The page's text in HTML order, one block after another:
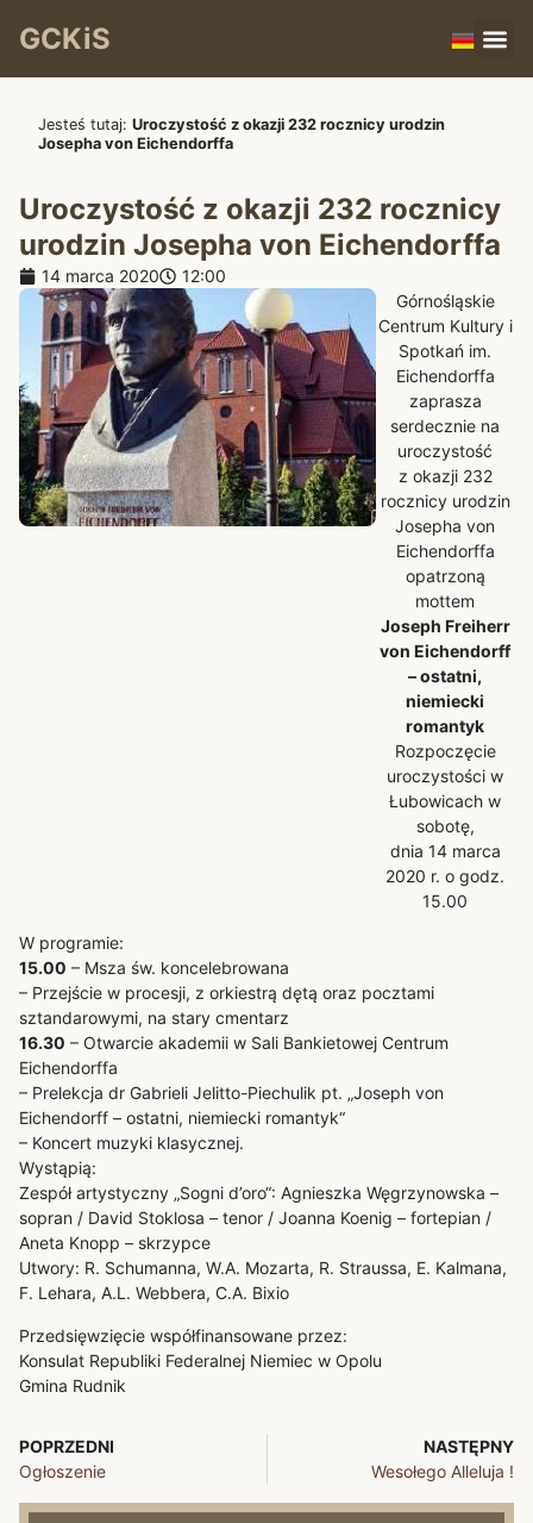
GCKiS
Jesteś tutaj: Uroczystość z okazji 232 rocznicy urodzin
Josepha von Eichendorffa
Uroczystość z okazji 232 rocznicy
urodzin Josepha von Eichendorffa
14 marca 2020
12:00
Górnośląskie
Centrum Kultury i
Spotkań im.
Eichendorffa
zaprasza
serdecznie na
uroczystość
z okazji 232
rocznicy urodzin
Josepha von
Eichendorffa
opatrzoną
mottem
Joseph Freiherr
von Eichendorff
– ostatni,
niemiecki
romantyk
Rozpoczęcie
uroczystości w
Łubowicach w
sobotę,
dnia 14 marca
2020 r. o godz.
15.00
W programie:
15.00 – Msza św. koncelebrowana
– Przejście w procesji, z orkiestrą dętą oraz pocztami
sztandarowymi, na stary cmentarz
16.30 – Otwarcie akademii w Sali Bankietowej Centrum
Eichendorffa
– Prelekcja dr Gabrieli Jelitto-Piechulik pt. „Joseph von
Eichendorff – ostatni, niemiecki romantyk“
– Koncert muzyki klasycznej.
Wystąpią:
Zespół artystyczny „Sogni d’oro“: Agnieszka Węgrzynowska –
sopran / David Stoklosa – tenor / Joanna Koenig – fortepian /
Aneta Knopp – skrzypce
Utwory: R. Schumanna, W.A. Mozarta, R. Straussa, E. Kalmana,
F. Lehara, A.L. Webbera, C.A. Bixio
Przedsięwzięcie współfinansowane przez:
Konsulat Republiki Federalnej Niemiec w Opolu
Gmina Rudnik
POPRZEDNI
Ogłoszenie
NASTĘPNY
Wesołego Alleluja !